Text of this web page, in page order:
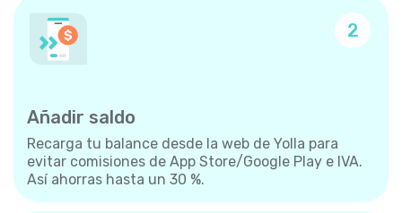
2
Añadir saldo
Recarga tu balance desde la web de Yolla para
evitar comisiones de App Store/Google Play e IVA.
Así ahorras hasta un 30 %.